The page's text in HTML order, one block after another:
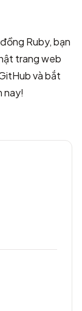
Ruby, bạn
trang web
và bắt
nay!